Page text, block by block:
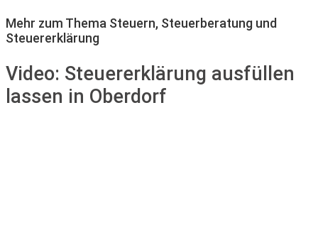
Mehr zum Thema Steuern, Steuerberatung und
Steuererklärung
Video: Steuererklärung ausfüllen
lassen in Oberdorf